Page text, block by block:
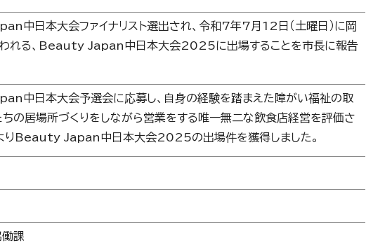
中日本大会ファイナリスト選出され、令和7年7月12日（土曜日）に岡
れる、Beauty Japan中日本大会2025に出場することを市長に報告
中日本大会予選会に応募し、自身の経験を踏まえた障がい福祉の取
ちの居場所づくりをしながら営業をする唯一無二な飲食店経営を評価さ
よりBeauty Japan中日本大会2025の出場件を獲得しました。
課